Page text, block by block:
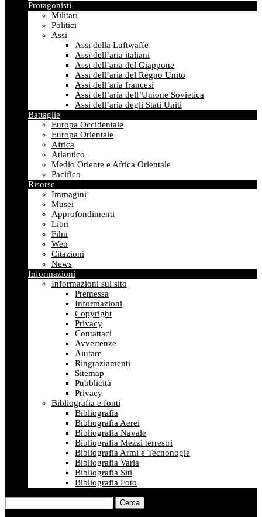
Protagonisti
Militari
Politici
Assi
Assi della Luftwaffe
Assi dell’aria italiani
Assi dell’aria del Giappone
Assi dell’aria del Regno Unito
Assi dell’aria francesi
Assi dell’aria dell’Unione Sovietica
Assi dell’aria degli Stati Uniti
Battaglie
Europa Occidentale
Europa Orientale
Africa
Atlantico
Medio Oriente e Africa Orientale
Pacifico
Risorse
Immagini
Musei
Approfondimenti
Libri
Film
Web
Citazioni
News
Informazioni
Informazioni sul sito
Premessa
Informazioni
Copyright
Privacy
Contattaci
Avvertenze
Aiutare
Ringraziamenti
Sitemap
Pubblicità
Privacy
Bibliografia e fonti
Bibliografia
Bibliografia Aerei
Bibliografia Navale
Bibliografia Mezzi terrestri
Bibliografia Armi e Tecnonogie
Bibliografia Varia
Bibliografia Siti
Bibliografia Foto
Cerca